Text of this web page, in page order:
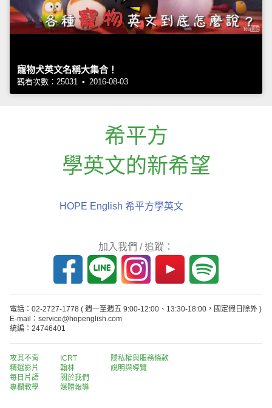
寵物犬英文名稱大集合！
觀看次數：25031 • 2016-08-03
希平方
學英文的新希望
HOPE English 希平方學英文
加入我們 / 追蹤：
電話：02-2727-1778 ( 週一至週五 9:00-12:00、13:30-18:00，國定假日除外 )
E-mail：service@hopenglish.com
統編：24746401
攻其不背
精選影片
每日片語
專欄教學
ICRT
翰林
關於我們
媒體報導
隱私權與服務條款
說明與導覽